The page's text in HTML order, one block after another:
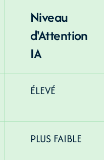
Niveau
d'Attention
IA
ÉLEVÉ
PLUS FAIBLE